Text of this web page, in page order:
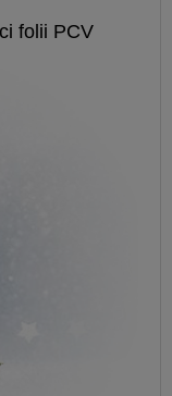
folii PCV